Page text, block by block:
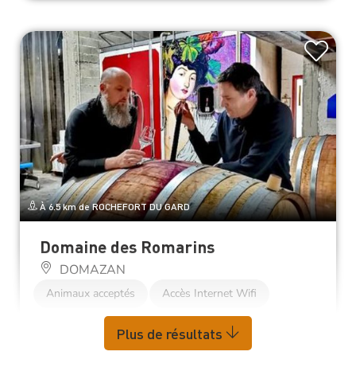
À 6.5 km de ROCHEFORT DU GARD
Domaine des Romarins
DOMAZAN
Animaux acceptés Accès Internet Wifi
Plus de résultats